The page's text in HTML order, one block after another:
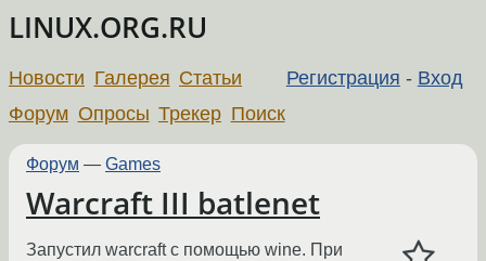
LINUX.ORG.RU
Регистрация - Вход
Новости Галерея Статьи
Форум Опросы Трекер Поиск
Форум — Games
Warcraft III batlenet
Запустил warcraft с помощью wine. При